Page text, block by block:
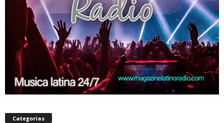
Categorías